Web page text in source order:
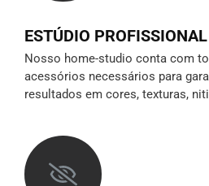
ESTÚDIO PROFISSIONAL
Nosso home-studio conta com
acessórios necessários para
resultados em cores, texturas,